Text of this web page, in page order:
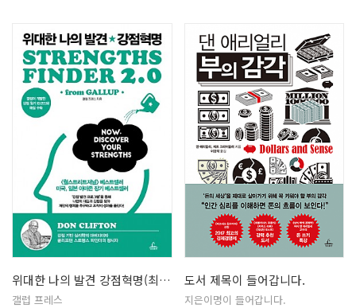
위대한 나의 발견 강점혁명(최신 개정…
갤럽 프레스
도서 제목이 들어갑니다.
지은이명이 들어갑니다.